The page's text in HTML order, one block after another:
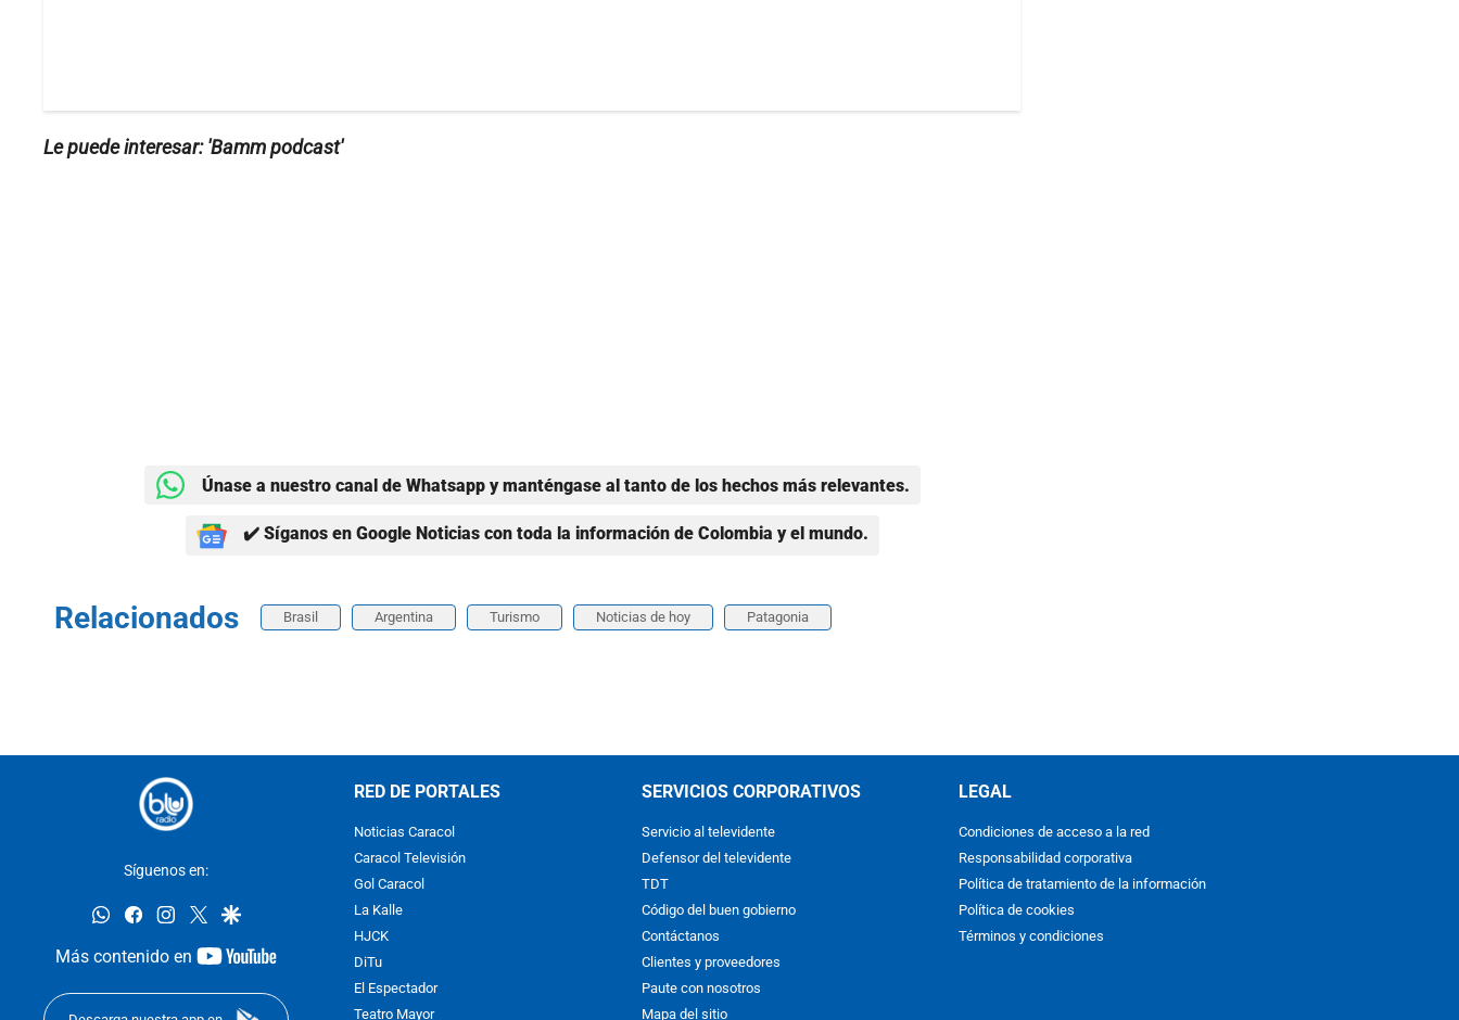
Le puede interesar: 'Bamm podcast'
Únase a nuestro canal de Whatsapp y manténgase al tanto de los hechos más relevantes.
✔️ Síganos en Google Noticias con toda la información de Colombia y el mundo.
Relacionados Brasil Argentina Turismo Noticias de hoy Patagonia
Síguenos en:
whatsappfacebookinstagram
twittergoogle
Más contenido en
youtube-
RED DE PORTALES
Noticias Caracol
Caracol Televisión
Gol Caracol
La Kalle
HJCK
DiTu
El Espectador
Teatro Mayor
SERVICIOS CORPORATIVOS
Servicio al televidente
Defensor del televidente
TDT
Código del buen gobierno
Contáctanos
Clientes y proveedores
Paute con nosotros
Mapa del sitio
LEGAL
Condiciones de acceso a la red
Responsabilidad corporativa
Política de tratamiento de la información
Política de cookies
Términos y condiciones